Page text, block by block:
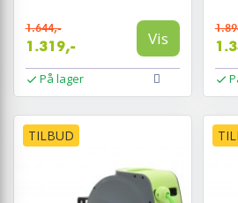
1.644,-
1.319,- Vis
På lager
TILBUD